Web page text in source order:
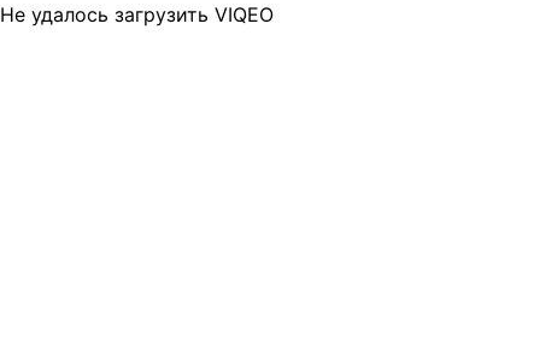
Не удалось загрузить VIQEO